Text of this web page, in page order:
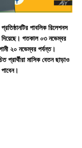
পাবলিক রিলেশনস
দিয়েছে। গতকাল ০৩ নভেম্বর
২০ নভেম্বর পর্যন্ত।
প্রার্থীরা মাসিক বেতন ছাড়াও